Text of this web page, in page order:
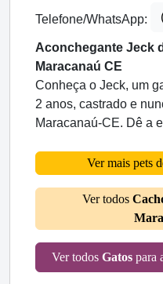
Telefone/WhatsApp:
Aconchegante Jeck
Maracanaú CE
Conheça o Jeck, um
2 anos, castrado e
Maracanaú-CE. Dê a
Ver mais pets
Ver todos
Ver todos Gatos para